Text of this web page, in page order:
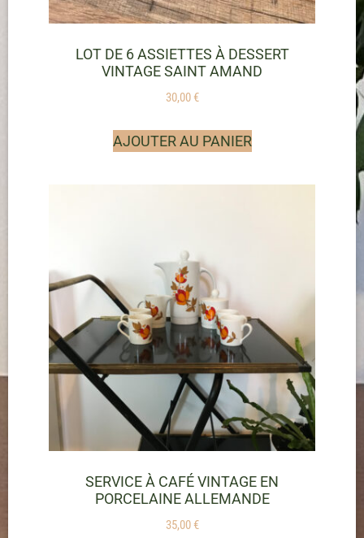
LOT DE 6 ASSIETTES À DESSERT
VINTAGE SAINT AMAND
30,00€
AJOUTER AU PANIER
SERVICE À CAFÉ VINTAGE EN
PORCELAINE ALLEMANDE
35,00€